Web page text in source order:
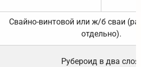
Свайно-винтовой или ж/б сваи
отдельно).
Рубероид в два слоя.